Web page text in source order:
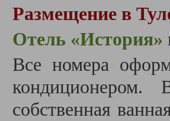
Размещение в
Отель «‎История»
Все номера
кондиционером.
собственная